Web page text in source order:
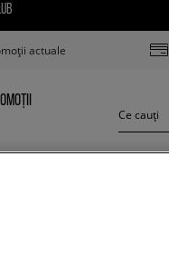
actuale